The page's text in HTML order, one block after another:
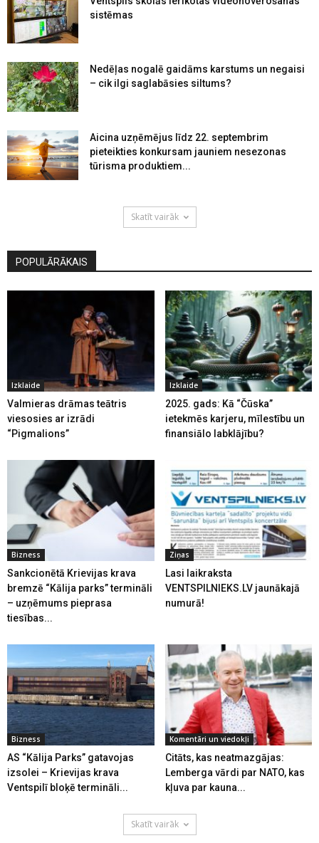
sistēmas
Nedēļas nogalē gaidāms karstums un negaisi
– cik ilgi saglabāsies siltums?
Aicina uzņēmējus līdz 22. septembrim
pieteikties konkursam jauniem nesezonas
tūrisma produktiem...
Skatīt vairāk
POPULĀRĀKAIS
Izklaide
Valmieras drāmas teātris
viesosies ar izrādi
“Pigmalions”
Izklaide
2025. gads: Kā “Čūska”
ietekmēs karjeru, mīlestību un
finansiālo labklājību?
Bizness
Sankcionētā Krievijas krava
bremzē “Kālija parks” termināli
– uzņēmums pieprasa
tiesības...
Ziņas
Lasi laikraksta
VENTSPILNIEKS.LV jaunākajā
numurā!
Bizness
AS “Kālija Parks” gatavojas
izsolei – Krievijas krava
Ventspilī bloķē termināli...
Komentāri un viedokļi
Citāts, kas neatmazgājas:
Lemberga vārdi par NATO, kas
kļuva par kauna...
Skatīt vairāk